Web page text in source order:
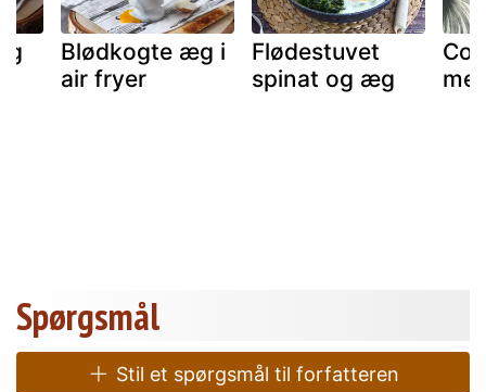
Blødkogte æg i
air fryer
Flødestuvet
spinat og æg
Spørgsmål
Stil et spørgsmål til forfatteren